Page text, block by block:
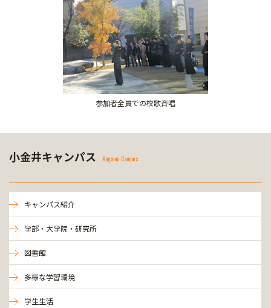
参加者全員での校歌斉唱
小金井キャンパス Koganei Campus
キャンパス紹介
学部・大学院・研究所
図書館
多様な学習環境
学生生活